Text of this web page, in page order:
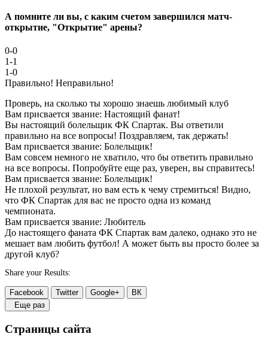
А помните ли вы, с каким счетом завершился матч-
открытие, "Открытие" арены?
0-0
1-1
1-0
Правильно! Неправильно!
Проверь, на сколько ты хорошо знаешь любимый клуб
Вам присвается звание: Настоящий фанат!
Вы настоящий болельщик ФК Спартак. Вы ответили
правильно на все вопросы! Поздравляем, так держать!
Вам присвается звание: Болельщик!
Вам совсем немного не хватило, что бы ответить правильно
на все вопросы. Попробуйте еще раз, уверен, вы справитесь!
Вам присвается звание: Болельщик!
Не плохой результат, но вам есть к чему стремиться! Видно,
что ФК Спартак для вас не просто одна из команд
чемпионата.
Вам присвается звание: Любитель
До настоящего фаната ФК Спартак вам далеко, однако это не
мешает вам любить футбол! А может быть вы просто более за
другой клуб?
Share your Results:
Facebook Twitter Google+
ВК
Еще раз
Страницы сайта